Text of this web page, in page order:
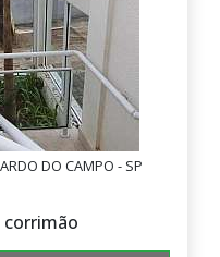
DO CAMPO - SP
corrimão